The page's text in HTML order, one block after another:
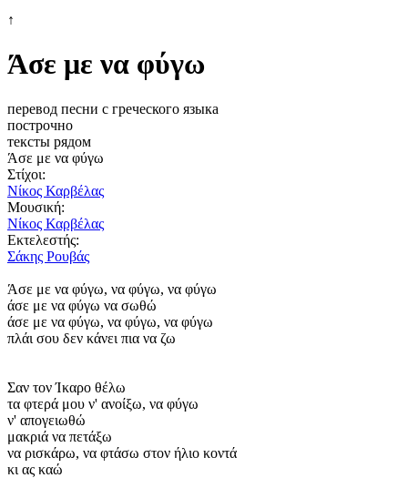
↑
Άσε με να φύγω
перевод песни с греческого языка
построчно
тексты рядом
Άσε με να φύγω
Στίχοι:
Νίκος Καρβέλας
Μουσική:
Νίκος Καρβέλας
Εκτελεστής:
Σάκης Ρουβάς
Άσε με να φύγω, να φύγω, να φύγω
άσε με να φύγω να σωθώ
άσε με να φύγω, να φύγω, να φύγω
πλάι σου δεν κάνει πια να ζω
Σαν τον Ίκαρο θέλω
τα φτερά μου ν' ανοίξω, να φύγω
ν' απογειωθώ
μακριά να πετάξω
να ρισκάρω, να φτάσω στον ήλιο κοντά
κι ας καώ